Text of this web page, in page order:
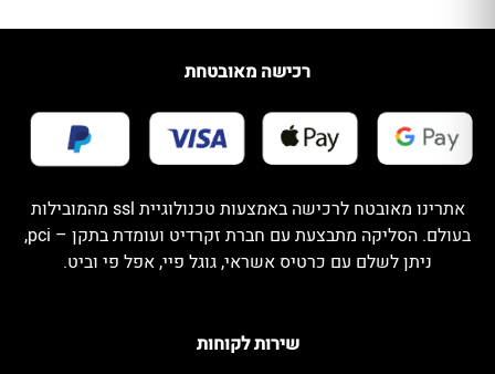
שירות לקוחות
רכישה מאובטחת
אתרינו מאובטח לרכישה באמצעות טכנולוגיית ssl מהמובילות
בעולם. הסליקה מתבצעת עם חברת זקרדיט ועומדת בתקן – pci,
ניתן לשלם עם כרטיס אשראי, גוגל פיי, אפל פי וביט.